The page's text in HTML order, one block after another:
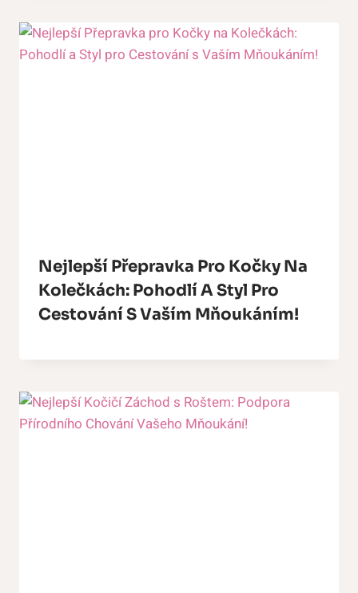
Nejlepší Přepravka Pro Kočky Na
Kolečkách: Pohodlí A Styl Pro
Cestování S Vaším Mňoukáním!